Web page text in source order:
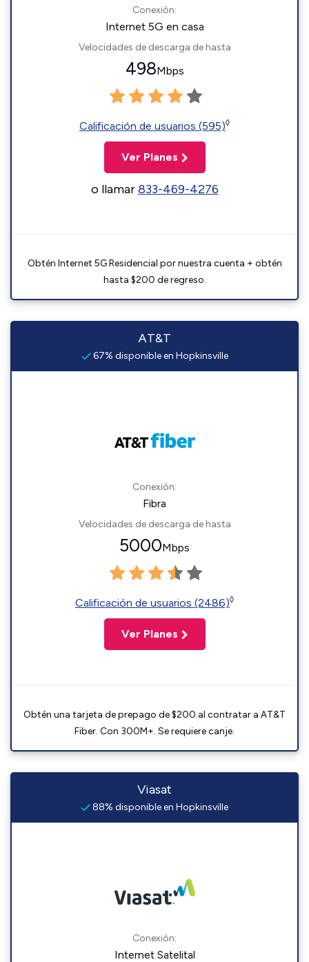
Conexión:
Internet 5G en casa
Velocidades de descarga de hasta
498Mbps
Calificación de usuarios (595)◊
Ver Planes
o llamar833-469-4276
Obtén Internet 5G Residencial por nuestra cuenta + obtén
hasta $200 de regreso.
AT&T
67% disponible en Hopkinsville
Conexión:
Fibra
Velocidades de descarga de hasta
5000Mbps
Calificación de usuarios (2486)◊
Ver Planes
Obtén una tarjeta de prepago de $200 al contratar a AT&T
Fiber. Con 300M+. Se requiere canje.
Viasat
88% disponible en Hopkinsville
Conexión:
Internet Satelital